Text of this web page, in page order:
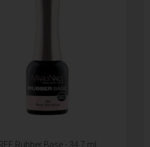
Rubber Base - 34 7 ml